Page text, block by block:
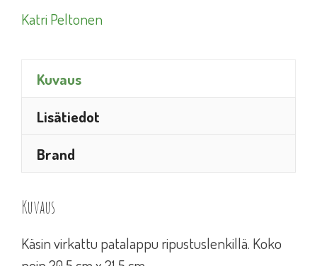
Katri Peltonen
Kuvaus
Lisätiedot
Brand
Kuvaus
Käsin virkattu patalappu ripustuslenkillä. Koko